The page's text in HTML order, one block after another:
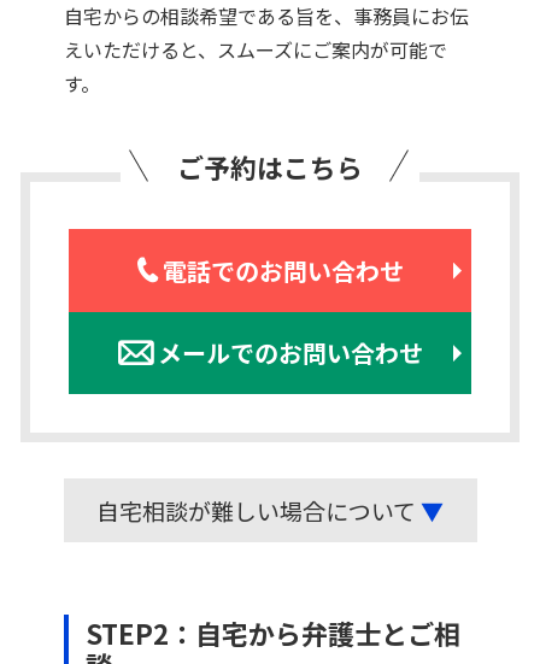
自宅からの相談希望である旨を、事務員にお伝
えいただけると、スムーズにご案内が可能で
す。
ご予約はこちら
電話でのお問い合わせ
メールでのお問い合わせ
自宅相談が難しい場合について ▼
STEP2：自宅から弁護士とご相